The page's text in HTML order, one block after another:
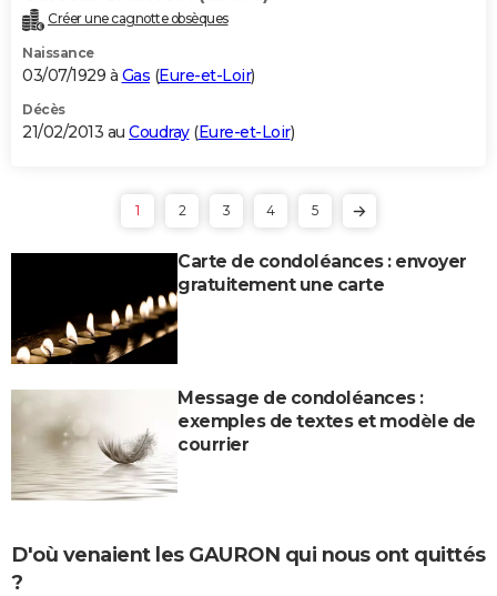
Créer une cagnotte obsèques
Naissance
03/07/1929 à Gas (Eure-et-Loir)
Décès
21/02/2013 au Coudray(Eure-et-Loir)
1 2 3 4 5
Carte de condoléances : envoyer
gratuitement une carte
Message de condoléances :
exemples de textes et modèle de
courrier
D'où venaient les GAURON qui nous ont quittés
?